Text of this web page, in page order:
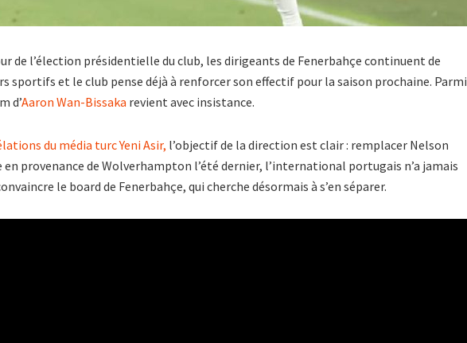
de l’élection présidentielle du club, les dirigeants de Fenerbahçe continuent de
sportifs et le club pense déjà à renforcer son effectif pour la saison prochaine. Parmi
d’Aaron Wan-Bissaka revient avec insistance.
du média turc Yeni Asir, l’objectif de la direction est clair : remplacer Nelson
en provenance de Wolverhampton l’été dernier, l’international portugais n’a jamais
le board de Fenerbahçe, qui cherche désormais à s’en séparer.